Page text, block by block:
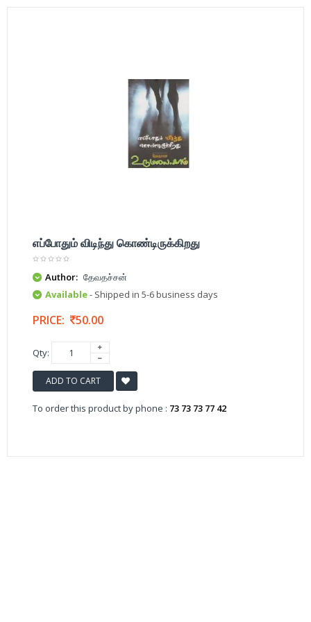
எப்போதும் விடிந்து கொண்டிருக்கிறது
Author: தேவதச்சன்
Available- Shipped in 5-6 business days
PRICE: 50.00
Qty:
ADD TO CART
To order this product by phone : 73 73 73 77 42